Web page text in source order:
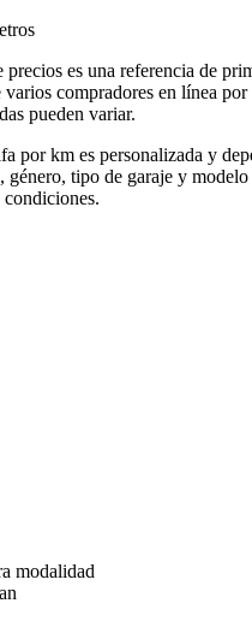
es una referencia de
varios compradores en línea
pueden variar.
por km es personalizada y
género, tipo de garaje y
modalidad